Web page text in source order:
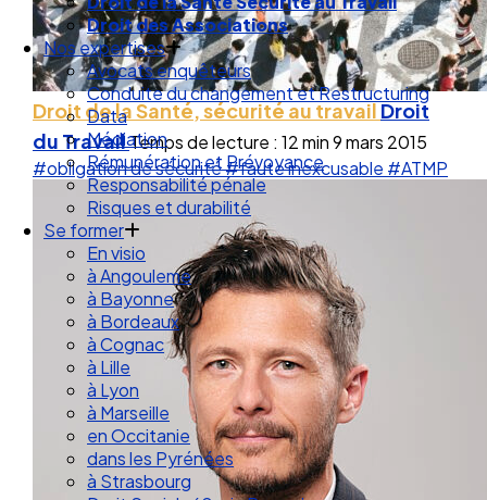
Droit des Associations
Nos expertises
Avocats enquêteurs
Conduite du changement et Restructuring
Data
Médiation
Rémunération et Prévoyance
Responsabilité pénale
Risques et durabilité
Se former
En visio
à Angouleme
à Bayonne
à Bordeaux
à Cognac
à Lille
à Lyon
à Marseille
en Occitanie
dans les Pyrénées
à Strasbourg
Droit de la Santé, sécurité au travailDroit
du TravailTemps de lecture : 12 min9 mars 2015
#obligation de sécurité#faute inexcusable #ATMP